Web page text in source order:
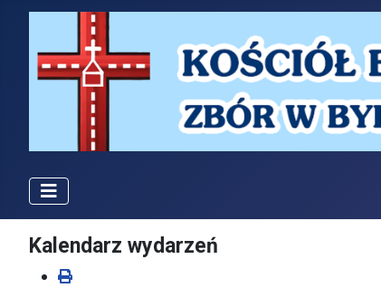
Kalendarz wydarzeń